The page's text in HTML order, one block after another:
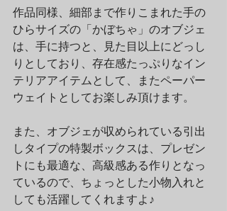
作品同様、細部まで作りこまれた手の
ひらサイズの「かぼちゃ」のオブジェ
は、手に持つと、見た目以上にどっし
りとしており、存在感たっぷりなイン
テリアアイテムとして、またペーパー
ウェイトとしてお楽しみ頂けます。
また、オブジェが収められている引出
しタイプの特製ボックスは、プレゼン
トにも最適な、高級感ある作りとなっ
ているので、ちょっとした小物入れと
しても活躍してくれますよ♪